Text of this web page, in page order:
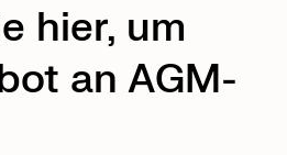
hier, um
an AGM-